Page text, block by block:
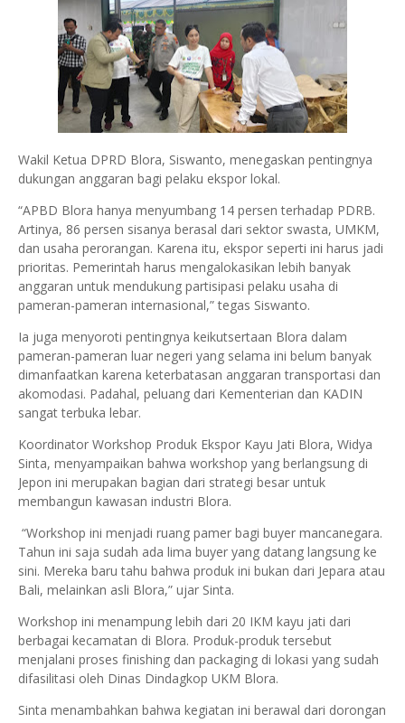
Wakil Ketua DPRD Blora, Siswanto, menegaskan pentingnya
dukungan anggaran bagi pelaku ekspor lokal.
“APBD Blora hanya menyumbang 14 persen terhadap PDRB.
Artinya, 86 persen sisanya berasal dari sektor swasta, UMKM,
dan usaha perorangan. Karena itu, ekspor seperti ini harus jadi
prioritas. Pemerintah harus mengalokasikan lebih banyak
anggaran untuk mendukung partisipasi pelaku usaha di
pameran-pameran internasional,” tegas Siswanto.
Ia juga menyoroti pentingnya keikutsertaan Blora dalam
pameran-pameran luar negeri yang selama ini belum banyak
dimanfaatkan karena keterbatasan anggaran transportasi dan
akomodasi. Padahal, peluang dari Kementerian dan KADIN
sangat terbuka lebar.
Koordinator Workshop Produk Ekspor Kayu Jati Blora, Widya
Sinta, menyampaikan bahwa workshop yang berlangsung di
Jepon ini merupakan bagian dari strategi besar untuk
membangun kawasan industri Blora.
“Workshop ini menjadi ruang pamer bagi buyer mancanegara.
Tahun ini saja sudah ada lima buyer yang datang langsung ke
sini. Mereka baru tahu bahwa produk ini bukan dari Jepara atau
Bali, melainkan asli Blora,” ujar Sinta.
Workshop ini menampung lebih dari 20 IKM kayu jati dari
berbagai kecamatan di Blora. Produk-produk tersebut
menjalani proses finishing dan packaging di lokasi yang sudah
difasilitasi oleh Dinas Dindagkop UKM Blora.
Sinta menambahkan bahwa kegiatan ini berawal dari dorongan